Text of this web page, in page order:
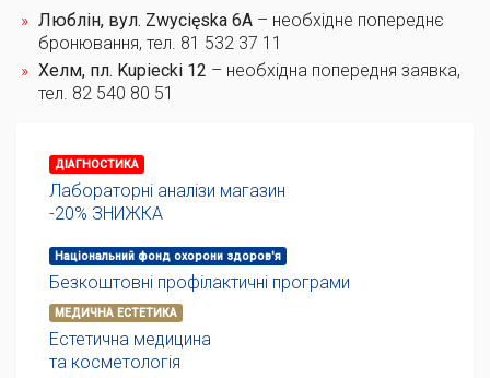
Люблін, вул. Zwycięska 6A – необхідне попереднє
бронювання, тел. 81 532 37 11
Хелм, пл. Kupiecki 12 – необхідна попередня заявка,
тел. 82 540 80 51
ДІАГНОСТИКА
Лабораторні аналізи магазин
-20% ЗНИЖКА
Національний фонд охорони здоров'я
Безкоштовні профілактичні програми
МЕДИЧНА ЕСТЕТИКА
Естетична медицина
та косметологія